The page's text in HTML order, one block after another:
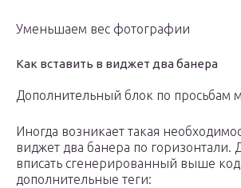
Уменьшаем вес фотографии
Как вставить в виджет два банера
Дополнительный блок по просьбам
Иногда возникает такая
виджет два банера по горизонтали.
вписать сгенерированный выше
дополнительные теги: